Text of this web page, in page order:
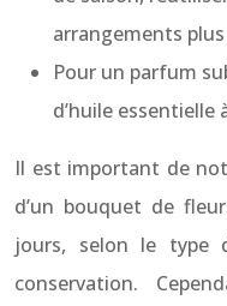
arrangements
Pour un parfum
d’huile essentielle
Il est important de
d’un bouquet de
jours, selon le type
conservation.